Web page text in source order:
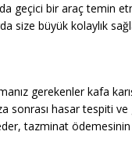
geçici bir araç
size büyük kolaylık
gerekenler kafa
sonrası hasar tespiti
tazminat